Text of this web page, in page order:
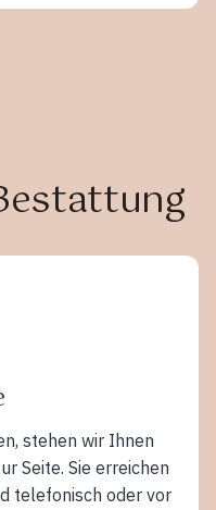
stehen wir Ihnen
Seite. Sie erreichen
telefonisch oder vor